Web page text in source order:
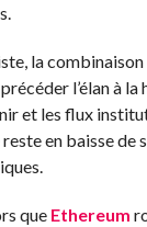
la combinaison
l’élan à
et les flux
en baisse
que Ethereum